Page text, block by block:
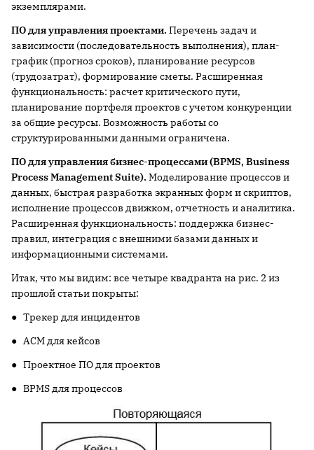
экземплярами.
ПО для управления проектами. Перечень задач и
зависимости (последовательность выполнения), план-
график (прогноз сроков), планирование ресурсов
(трудозатрат), формирование сметы. Расширенная
функциональность: расчет критического пути,
планирование портфеля проектов с учетом конкуренции
за общие ресурсы. Возможность работы со
структурированными данными ограничена.
ПО для управления бизнес-процессами (BPMS, Business
ProcessManagementSuite). Моделирование процессов и
данных, быстрая разработка экранных форм и скриптов,
исполнение процессов движком, отчетность и аналитика.
Расширенная функциональность: поддержка бизнес-
правил, интеграция с внешними базами данных и
информационными системами.
Итак, что мы видим: все четыре квадранта на рис. 2 из
прошлой статьи покрыты:
● Трекер для инцидентов
● ACM для кейсов
● Проектное ПО для проектов
● BPMS для процессов